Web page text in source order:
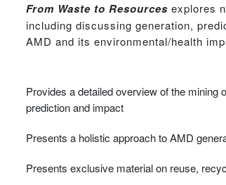
From Waste to Resources explores
including discussing generation,
AMD and its environmental/health
Provides a detailed overview of the
prediction and impact
Presents a holistic approach to AMD
Presents exclusive material on reuse,